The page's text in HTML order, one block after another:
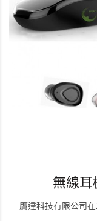
無線
鷹達科技有限公司